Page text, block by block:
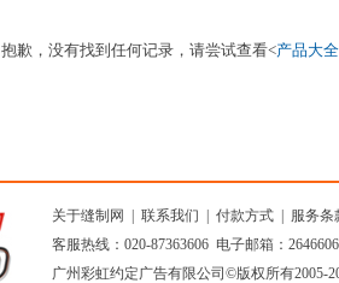
抱歉，没有找到任何记录，请尝试查看<产品大全
关于缝制网 联系我们 付款方式
服务条
客服热线：020-87363606 电子邮箱：
广州彩虹约定广告有限公司 ©版权所有2005-